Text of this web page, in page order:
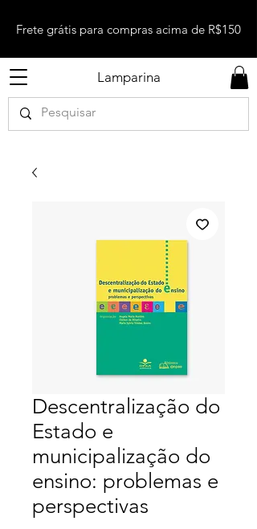
Lamparina
Frete grátis para compras acima de R$150
Descentralização do
Estado e
municipalização do
ensino: problemas e
perspectivas